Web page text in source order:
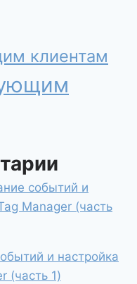
клиентам
событий и
Manager (часть
и настройка
(часть 1)